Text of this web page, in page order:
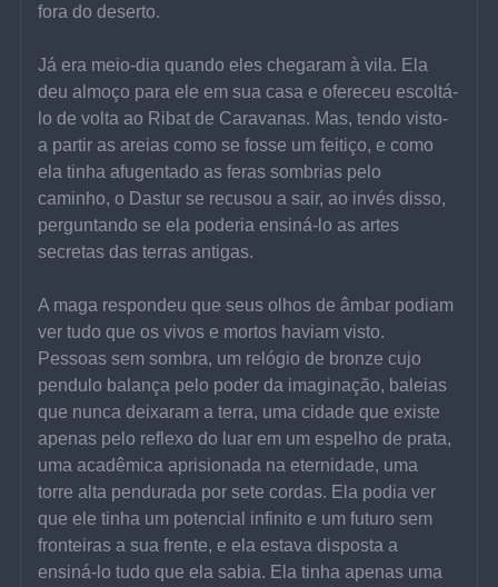
fora do deserto.
Já era meio-dia quando eles chegaram à vila. Ela
deu almoço para ele em sua casa e ofereceu escoltá-
lo de volta ao Ribat de Caravanas. Mas, tendo visto-
a partir as areias como se fosse um feitiço, e como
ela tinha afugentado as feras sombrias pelo
caminho, o Dastur se recusou a sair, ao invés disso,
perguntando se ela poderia ensiná-lo as artes
secretas das terras antigas.
A maga respondeu que seus olhos de âmbar podiam
ver tudo que os vivos e mortos haviam visto.
Pessoas sem sombra, um relógio de bronze cujo
pendulo balança pelo poder da imaginação, baleias
que nunca deixaram a terra, uma cidade que existe
apenas pelo reflexo do luar em um espelho de prata,
uma acadêmica aprisionada na eternidade, uma
torre alta pendurada por sete cordas. Ela podia ver
que ele tinha um potencial infinito e um futuro sem
fronteiras a sua frente, e ela estava disposta a
ensiná-lo tudo que ela sabia. Ela tinha apenas uma